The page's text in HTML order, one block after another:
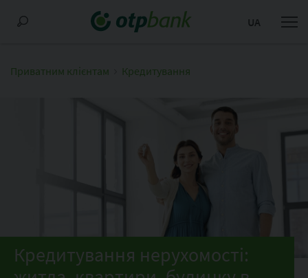
UA
Приватним клієнтам Кредитування
Кредитування нерухомості: